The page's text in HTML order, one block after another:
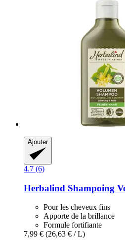
Ajouter
4.7 (6)
Herbalind Shampoing
Pour les cheveux fins
Apporte de la brillance
Formule fortifiante
7,99 € (26,63 € / L)